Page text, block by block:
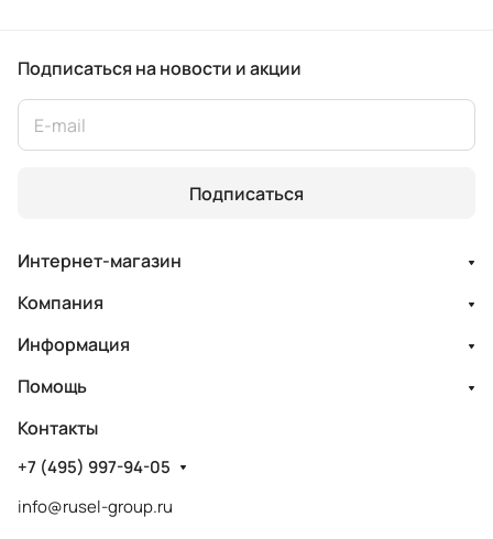
Подписаться на новости и акции
Подписаться
Интернет-магазин
Компания
Информация
Помощь
Контакты
+7 (495) 997-94-05
info@rusel-group.ru